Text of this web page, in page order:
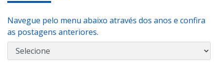
Navegue pelo menu abaixo através dos anos e confira
as postagens anteriores.